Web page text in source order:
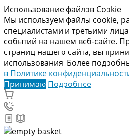
Использование файлов Cookie
Мы используем файлы cookie,
специалистами и третьими
событий на нашем веб-сайте.
страниц нашего сайта, вы
использования. Более
в Политике
Принимаю Подробнее